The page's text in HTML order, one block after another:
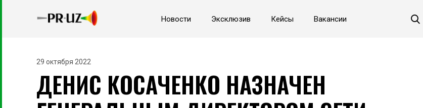
Новости Эксклюзив Кейсы Вакансии
Читайте главные новости
29 октября 2022
ДЕНИС КОСАЧЕНКО НАЗНАЧЕН